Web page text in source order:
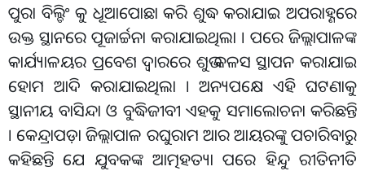
ପୁରା ବିଲ୍ଡିଂ କୁ ଧୂଆପୋଛା କରି ଶୁଦ୍ଧ କରାଯାଇ ଅପରାହ୍ଣରେ
ଉକ୍ତ ସ୍ଥାନରେ ପୂଜାର୍ଚ୍ଚନା କରାଯାଇଥିଲା । ପରେ ଜିଲ୍ଲାପାଳଙ୍କ
କାର୍ଯ୍ୟାଳୟର ପ୍ରବେଶ ଦ୍ୱାରରେ ଶୁଭ କଳସ ସ୍ଥାପନ କରାଯାଇ
ହୋମ ଆଦି କରାଯାଇଥିଲା । ଅନ୍ୟପକ୍ଷେ ଏହି ଘଟଣାକୁ
ସ୍ଥାନୀୟ ବାସିନ୍ଦା ଓ ବୁଦ୍ଧିଜୀବୀ ଏହକୁ ସମାଲୋଚନା କରିଛନ୍ତି
। କେନ୍ଦ୍ରାପଡ଼ା ଜିଲ୍ଲାପାଳ ରଘୁରାମ ଆର ଆୟରଙ୍କୁ ପଚାରିବାରୁ
କହିଛନ୍ତି ଯେ ଯୁବକଙ୍କ ଆତ୍ମହତ୍ୟା ପରେ ହିନ୍ଦୁ ରୀତିନୀତି